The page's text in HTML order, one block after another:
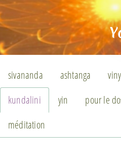
sivananda ashtanga
kundalini
yin pour le
méditation